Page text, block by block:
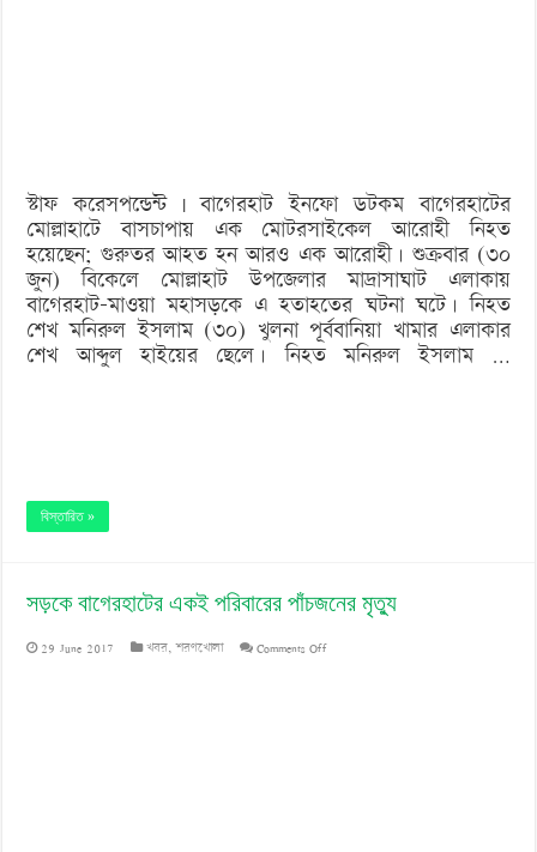
স্টাফ করেসপন্ডেন্ট | বাগেরহাট ইনফো ডটকম বাগেরহাটের
মোল্লাহাটে বাসচাপায় এক মোটরসাইকেল আরোহী নিহত
হয়েছেন; গুরুতর আহত হন আরও এক আরোহী। শুক্রবার (৩০
জুন) বিকেলে মোল্লাহাট উপজেলার মাদ্রাসাঘাট এলাকায়
বাগেরহাট-মাওয়া মহাসড়কে এ হতাহতের ঘটনা ঘটে। নিহত
শেখ মনিরুল ইসলাম (৩০) খুলনা পূর্ববানিয়া খামার এলাকার
শেখ আব্দুল হাইয়ের ছেলে। নিহত মনিরুল ইসলাম …
বিস্তারিত »
সড়কে বাগেরহাটের একই পরিবারের পাঁচজনের মৃত্যু
29 June 2017 খবর,শরণখোলা Comments Offon